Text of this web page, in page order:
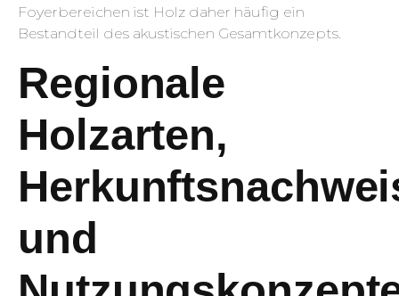
Foyerbereichen ist Holz daher häufig ein
Bestandteil des akustischen Gesamtkonzepts.
Regionale
Holzarten,
und